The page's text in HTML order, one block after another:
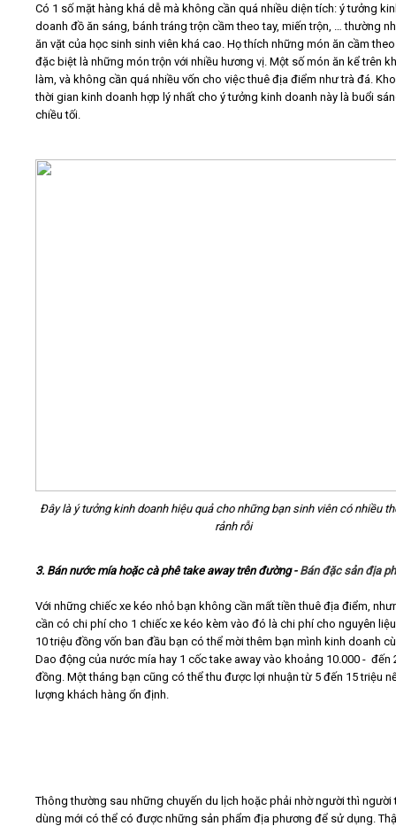
Có 1 số mặt hàng khá dễ mà không cần quá nhiều diện tích: ý tưởng
doanh đồ ăn sáng, bánh tráng trộn cầm theo tay, miến trộn, … thường
ăn vặt của học sinh sinh viên khá cao. Họ thích những món ăn cầm theo
đặc biệt là những món trộn với nhiều hương vị. Một số món ăn kể trên
làm, và không cần quá nhiều vốn cho việc thuê địa điểm như trà đá.
thời gian kinh doanh hợp lý nhất cho ý tưởng kinh doanh này là buổi
chiều tối.
Đây là ý tưởng kinh doanh hiệu quả cho những bạn sinh viên có nhiều
rảnh rỗi
3. Bán nước mía hoặc cà phê take away trên đường - Bán đặc sản địa
Với những chiếc xe kéo nhỏ bạn không cần mất tiền thuê địa điểm,
cần có chi phí cho 1 chiếc xe kéo kèm vào đó là chi phí cho nguyên
10 triệu đồng vốn ban đầu bạn có thể mời thêm bạn mình kinh doanh
Dao động của nước mía hay 1 cốc take away vào khoảng 10.000 - đến
đồng. Một tháng bạn cũng có thể thu được lợi nhuận từ 5 đến 15 triệu
lượng khách hàng ổn định.
Thông thường sau những chuyến du lịch hoặc phải nhờ người thì người
dùng mới có thể có được những sản phẩm địa phương để sử dụng.